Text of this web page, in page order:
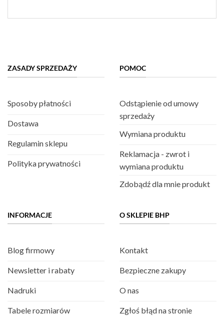
ZASADY SPRZEDAŻY
Sposoby płatności
Dostawa
Regulamin sklepu
Polityka prywatności
POMOC
Odstąpienie od umowy
sprzedaży
Wymiana produktu
Reklamacja - zwrot i
wymiana produktu
Zdobądź dla mnie produkt
INFORMACJE
Blog firmowy
Newsletter i rabaty
Nadruki
Tabele rozmiarów
O SKLEPIE BHP
Kontakt
Bezpieczne zakupy
O nas
Zgłoś błąd na stronie